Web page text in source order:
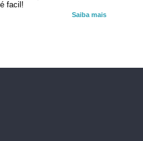
facil!
Saiba mais